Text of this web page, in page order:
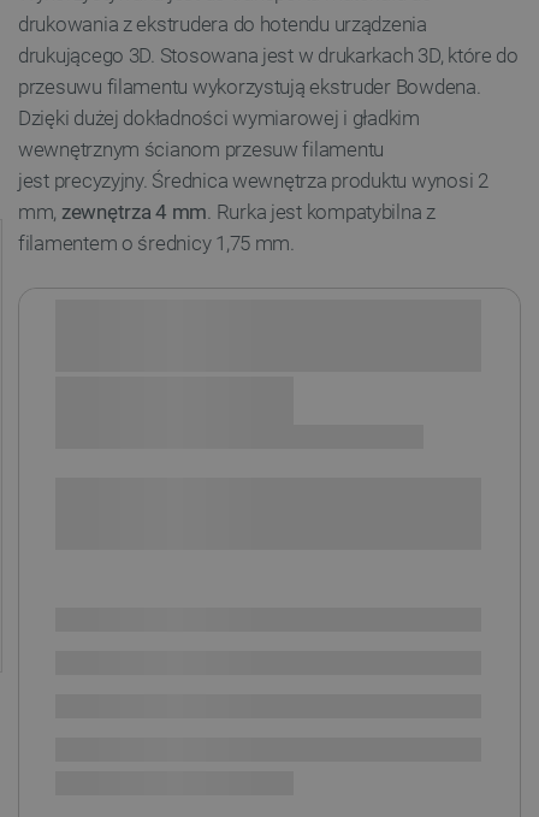
drukowania z ekstrudera do hotendu urządzenia
drukującego 3D. Stosowana jest w drukarkach 3D, które do
przesuwu filamentu wykorzystują ekstruder Bowdena.
Dzięki dużej dokładności wymiarowej i gładkim
wewnętrznym ścianom przesuw filamentu
jest precyzyjny. Średnica wewnętrza produktu wynosi 2
mm, zewnętrza 4 mm. Rurka jest kompatybilna z
filamentem o średnicy 1,75 mm.